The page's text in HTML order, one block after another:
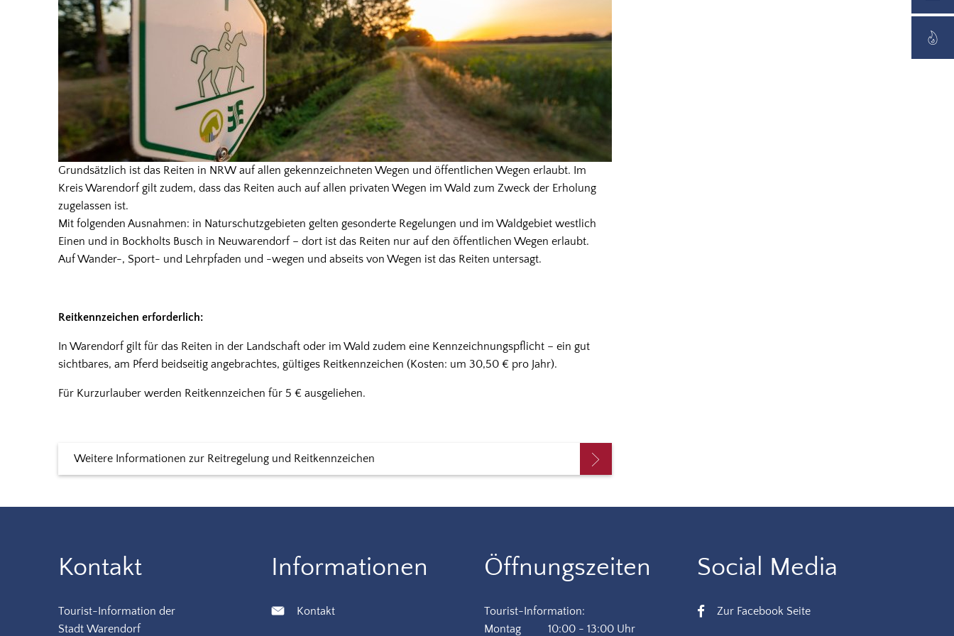
Wald
Grundsätzlich ist das Reiten in NRW auf allen gekennzeichneten Wegen und öffentlichen Wegen erlaubt. Im
Kreis Warendorf gilt zudem, dass das Reiten auch auf allen privaten Wegen im Wald zum Zweck der Erholung
zugelassen ist.
Mit folgenden Ausnahmen: in Naturschutzgebieten gelten gesonderte Regelungen und im Waldgebiet westlich
Einen und in Bockholts Busch in Neuwarendorf – dort ist das Reiten nur auf den öffentlichen Wegen erlaubt.
Auf Wander-, Sport- und Lehrpfaden und -wegen und abseits von Wegen ist das Reiten untersagt.
Reitkennzeichen erforderlich:
In Warendorf gilt für das Reiten in der Landschaft oder im Wald zudem eine Kennzeichnungspflicht – ein gut
sichtbares, am Pferd beidseitig angebrachtes, gültiges Reitkennzeichen (Kosten: um 30,50 € pro Jahr).
Für Kurzurlauber werden Reitkennzeichen für 5 € ausgeliehen.
Weitere Informationen zur Reitregelung und Reitkennzeichen
Kontakt
Tourist-Information der
Stadt Warendorf
Informationen
Kontakt
Öffnungszeiten
Tourist-Information:
Montag
10:00 - 13:00 Uhr
Social Media
Zur Facebook Seite